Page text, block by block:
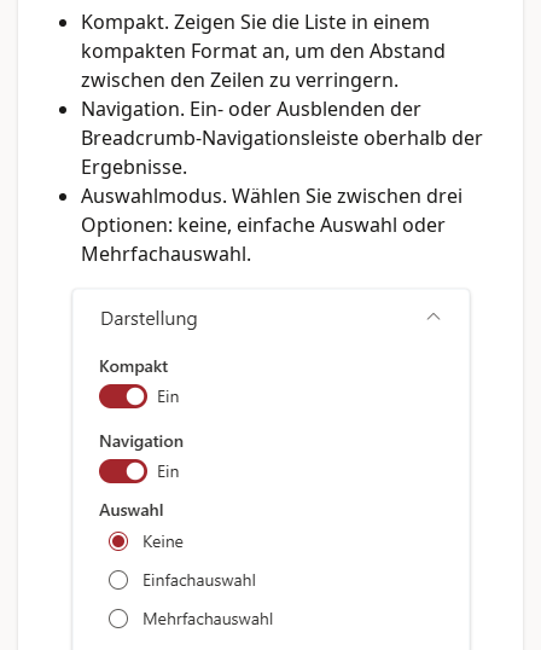
Kompakt. Zeigen Sie die Liste in einem
kompakten Format an, um den Abstand
zwischen den Zeilen zu verringern.
Navigation. Ein- oder Ausblenden der
Breadcrumb-Navigationsleiste oberhalb der
Ergebnisse.
Auswahlmodus. Wählen Sie zwischen drei
Optionen: keine, einfache Auswahl oder
Mehrfachauswahl.